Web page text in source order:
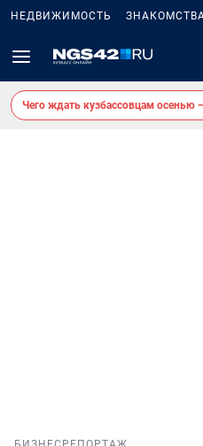
НЕДВИЖИМОСТЬ
Чего ждать кузбассовцам осенью